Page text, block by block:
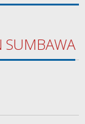
SUMBAWA